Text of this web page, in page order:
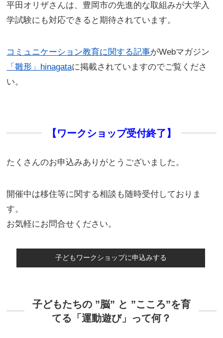
平田オリザさんは、豊岡市の先進的な取組みが大学入
学試験にも対応できると期待されています。
コミュニケーション教育に関する記事がWebマガジン
「雛形」hinagataに掲載されていますのでご覧くださ
い。
【ワークショップ受付終了】
たくさんのお申込みありがとうございました。
開催中は移住等に関する相談も随時受付しておりま
す。
お気軽にお問合せください。
子どもたちの ”脳” と ”こころ”を育
てる「運動遊び」って何？